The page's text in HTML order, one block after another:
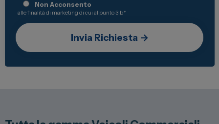
Non Acconsento
alle finalità di marketing di cui al punto 3.b*